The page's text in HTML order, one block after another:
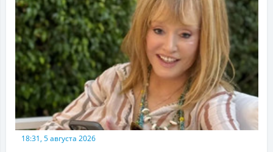
18:31, 5 августа 2026